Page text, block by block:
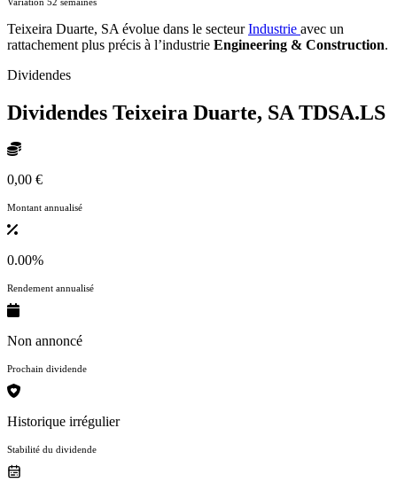
Teixeira Duarte, SA évolue dans le secteurIndustrie avec un
rattachement plus précis à l’industrie Engineering & Construction.
Dividendes
Dividendes Teixeira Duarte, SA TDSA.LS
0,00 €
Montant annualisé
0.00%
Rendement annualisé
Non annoncé
Prochain dividende
Historique irrégulier
Stabilité du dividende